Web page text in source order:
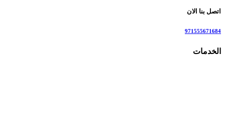
اتصل بنا الان
971555671684
الخدمات